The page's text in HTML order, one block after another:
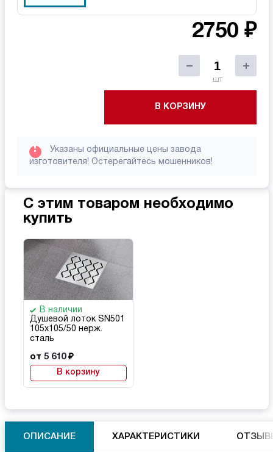
2750 ₽
шт
В КОРЗИНУ
!
Указаны официальные цены завода
изготовителя! Остерегайтесь мошенников!
С этим товаром необходимо
купить
В наличии
Душевой лоток SN501
105х105/50 нерж.
сталь
от 5 610₽
В корзину
ОПИСАНИЕ ХАРАКТЕРИСТИКИ